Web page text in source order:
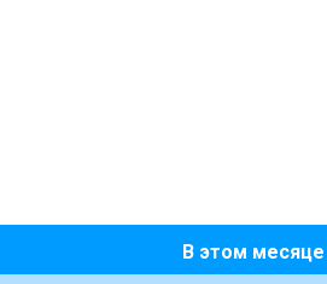
В этом